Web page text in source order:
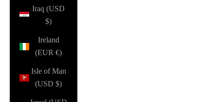
Iraq (USD
$)
Ireland
(EUR €)
Isle of Man
(USD $)